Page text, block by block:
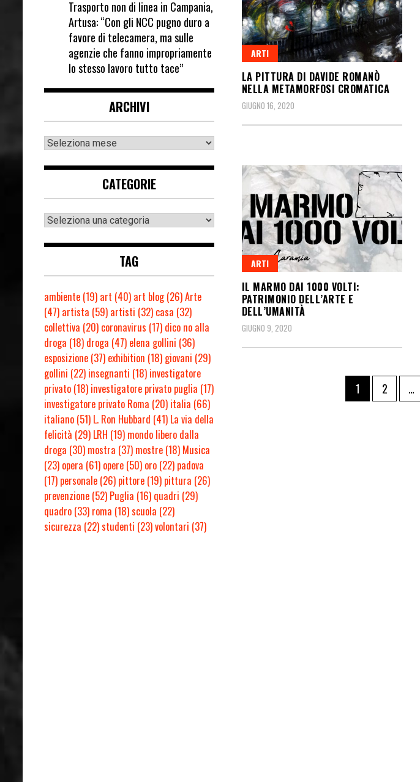
ARTI
LA PITTURA DI DAVIDE ROMANÒ
NELLA METAMORFOSI CROMATICA
GIUGNO 16, 2020
ARTI
IL MARMO DAI 1000 VOLTI:
PATRIMONIO DELL’ARTE E
DELL’UMANITÀ
GIUGNO 9, 2020
1 2 …
Trasporto non di linea in Campania,
Artusa: “Con gli NCC pugno duro a
favore di telecamera, ma sulle
agenzie che fanno impropriamente
lo stesso lavoro tutto tace”
ARCHIVI
CATEGORIE
TAG
ambiente (19) art (40) art blog(26)Arte
(47) artista (59) artisti (32) casa (32)
collettiva (20) coronavirus (17) dico no alla
droga (18) droga (47) elena gollini (36)
esposizione (37) exhibition (18) giovani (29)
gollini (22) insegnanti (18) investigatore
privato (18) investigatore privato puglia (17)
investigatore privato Roma (20) italia (66)
italiano (51) L. Ron Hubbard (41) La via della
felicità (29) LRH (19) mondo libero dalla
droga (30) mostra (37) mostre (18) Musica
(23) opera (61) opere (50) oro (22) padova
(17) personale (26) pittore (19) pittura (26)
prevenzione (52) Puglia (16) quadri (29)
quadro (33) roma (18)scuola (22)
sicurezza (22)studenti (23)volontari (37)